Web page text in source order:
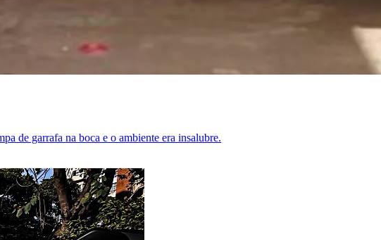
de garrafa na boca e o ambiente era insalubre.